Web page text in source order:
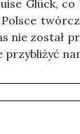
Glück, co
nie został
przy­bli­żyć